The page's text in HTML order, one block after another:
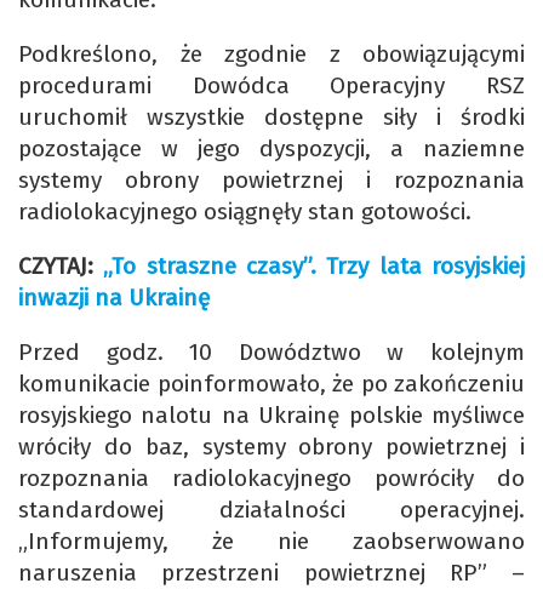
Podkreślono, że zgodnie z obowiązującymi
procedurami Dowódca Operacyjny RSZ
uruchomił wszystkie dostępne siły i środki
pozostające w jego dyspozycji, a naziemne
systemy obrony powietrznej i rozpoznania
radiolokacyjnego osiągnęły stan gotowości.
CZYTAJ: „To straszne czasy”. Trzy lata rosyjskiej
inwazji na Ukrainę
Przed godz. 10 Dowództwo w kolejnym
komunikacie poinformowało, że po zakończeniu
rosyjskiego nalotu na Ukrainę polskie myśliwce
wróciły do baz, systemy obrony powietrznej i
rozpoznania radiolokacyjnego powróciły do
standardowej działalności operacyjnej.
„Informujemy, że nie zaobserwowano
naruszenia przestrzeni powietrznej RP” –